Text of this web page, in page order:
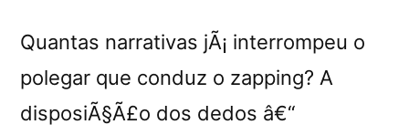
vous
rÃªvez
pasâ€
Quantas narrativas jÃ¡ interrompeu o
polegar que conduz o zapping? A
disposiÃ§Ã£o dos dedos â€“